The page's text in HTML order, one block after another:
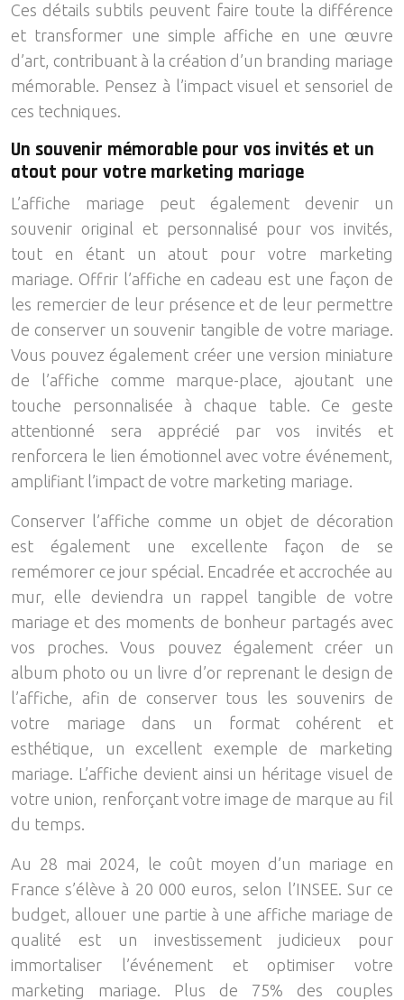
Ces détails subtils peuvent faire toute la différence
et transformer une simple affiche en une œuvre
d’art, contribuant à la création d’un branding mariage
mémorable. Pensez à l’impact visuel et sensoriel de
ces techniques.
Un souvenir mémorable pour vos invités et un
atout pour votre marketing mariage
L’affiche mariage peut également devenir un
souvenir original et personnalisé pour vos invités,
tout en étant un atout pour votre marketing
mariage. Offrir l’affiche en cadeau est une façon de
les remercier de leur présence et de leur permettre
de conserver un souvenir tangible de votre mariage.
Vous pouvez également créer une version miniature
de l’affiche comme marque-place, ajoutant une
touche personnalisée à chaque table. Ce geste
attentionné sera apprécié par vos invités et
renforcera le lien émotionnel avec votre événement,
amplifiant l’impact de votre marketing mariage.
Conserver l’affiche comme un objet de décoration
est également une excellente façon de se
remémorer ce jour spécial. Encadrée et accrochée au
mur, elle deviendra un rappel tangible de votre
mariage et des moments de bonheur partagés avec
vos proches. Vous pouvez également créer un
album photo ou un livre d’or reprenant le design de
l’affiche, afin de conserver tous les souvenirs de
votre mariage dans un format cohérent et
esthétique, un excellent exemple de marketing
mariage. L’affiche devient ainsi un héritage visuel de
votre union, renforçant votre image de marque au fil
du temps.
Au 28 mai 2024, le coût moyen d’un mariage en
France s’élève à 20 000 euros, selon l’INSEE. Sur ce
budget, allouer une partie à une affiche mariage de
qualité est un investissement judicieux pour
immortaliser l’événement et optimiser votre
marketing mariage. Plus de 75% des couples